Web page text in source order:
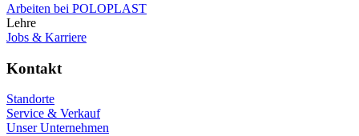
Arbeiten bei POLOPLAST
Lehre
Jobs & Karriere
Kontakt
Standorte
Service & Verkauf
Unser Unternehmen